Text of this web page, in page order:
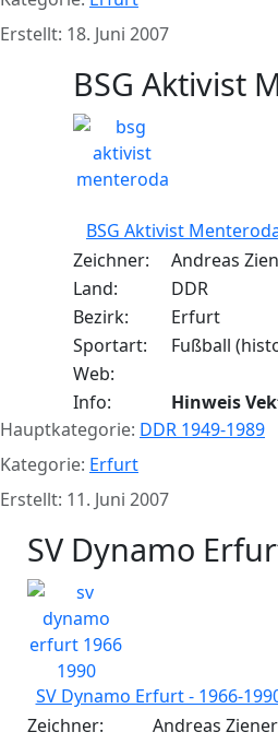
Erstellt: 18. Juni 2007
BSG Aktivist
BSG Aktivist
Zeichner:
Andreas
Land:
DDR
Bezirk:
Erfurt
Sportart:
Fußball
Web:
Info:
Hinweis
Hauptkategorie: DDR 1949-1989
Kategorie: Erfurt
Erstellt: 11. Juni 2007
SV Dynamo
SV Dynamo Erfurt - 1966-
Zeichner:
Andreas Ziener